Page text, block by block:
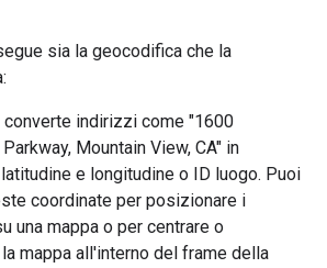
sia la geocodifica che la
converte indirizzi come "1600
Mountain View, CA" in
e longitudine o ID luogo. Puoi
coordinate per posizionare i
una mappa o per centrare o
mappa all'interno del frame della